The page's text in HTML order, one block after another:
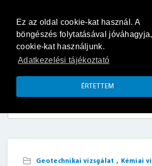
Ez az oldal cookie-kat használ. A
böngészés folytatásával
cookie-kat használjunk.
Adatkezelési tájékoztató
ÉRTETTEM
Geotechnikai vizsgálat , Kémiai